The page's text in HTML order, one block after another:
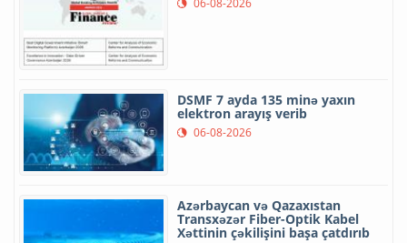
06-08-2026
DSMF 7 ayda 135 minə yaxın
elektron arayış verib
06-08-2026
Azərbaycan və Qazaxıstan
Transxəzər Fiber-Optik Kabel
Xəttinin çəkilişini başa çatdırıb